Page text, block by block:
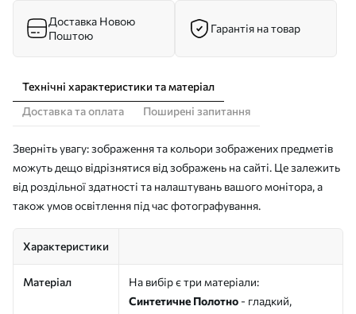
Доставка Новою
Поштою
Гарантія на товар
Технічні характеристики та матеріал
Доставка та оплата
Поширені запитання
Зверніть увагу: зображення та кольори зображених предметів
можуть дещо відрізнятися від зображень на сайті. Це залежить
від роздільної здатності та налаштувань вашого монітора, а
також умов освітлення під час фотографування.
Характеристики
Матеріал
На вибір є три матеріали:
Синтетичне Полотно - гладкий,